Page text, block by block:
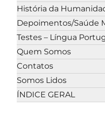
História da
Depoimentos/Saúde
Testes – Língua
Quem Somos
Contatos
Somos Lidos
ÍNDICE GERAL